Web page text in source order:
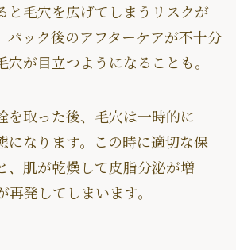
と毛穴を広げてしまうリスクが
パック後のアフターケアが不十分
が目立つようになることも。
を取った後、毛穴は一時的に
になります。この時に適切な保
、肌が乾燥して皮脂分泌が増
発してしまいます。